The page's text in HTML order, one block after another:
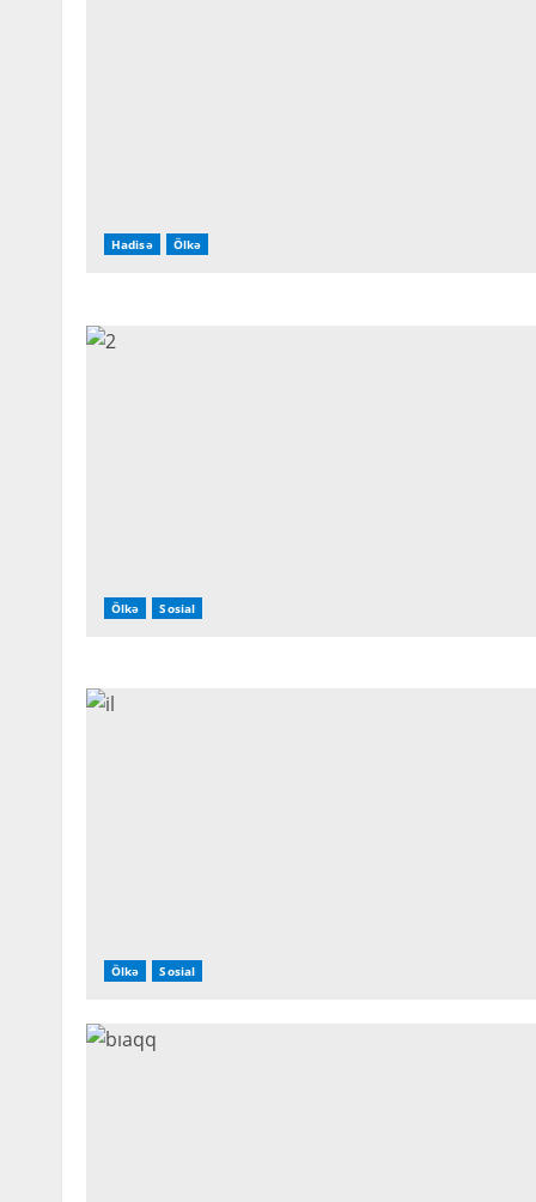
Hadisə Ölkə
Ölkə Sosial
Ölkə Sosial